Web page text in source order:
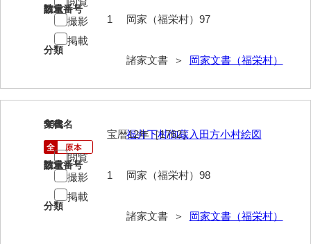
国光家文書
熊谷家文書
熊谷家文書（山口市）
熊野家文書（防府市）
蔵田家文書
請求番号
岡家（福栄村）97
分類
諸家文書 ＞ 岡家文書（福栄村）
数量
1
撮影
掲載
98
文書名
福井下村御蔵入田方小村絵図
請求番号
岡家（福栄村）98
分類
諸家文書 ＞ 岡家文書（福栄村）
年代
宝暦12年［1762］
数量
1
閲覧
撮影
掲載